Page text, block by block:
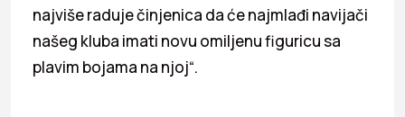
najviše raduje činjenica da će najmlađi navijači
našeg kluba imati novu omiljenu figuricu sa
plavim bojama na njoj“.